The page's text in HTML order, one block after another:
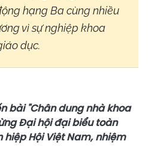
hạng Ba cùng nhiều
vì sự nghiệp khoa
dục.
bài "Chân dung nhà khoa
Đại hội đại biểu toàn
hiệp Hội Việt Nam, nhiệm